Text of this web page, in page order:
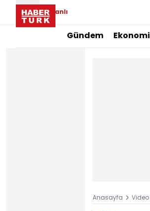
Canlı
Gündem Ekonomi
Anasayfa Video